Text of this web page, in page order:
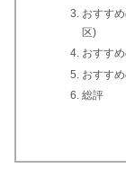
おすす
区)
おすす
おすす
総評